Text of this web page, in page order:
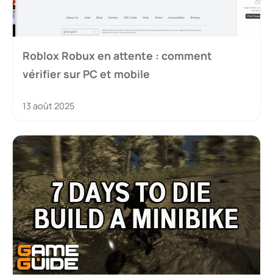
Roblox Robux en attente : comment
vérifier sur PC et mobile
13 août 2025